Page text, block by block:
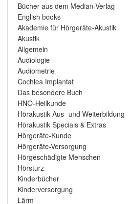
Bücher aus dem Median-Verlag
English books
Akademie für Hörgeräte-Akustik
Akustik
Allgemein
Audiologie
Audiometrie
Cochlea Implantat
Das besondere Buch
HNO-Heilkunde
Hörakustik Aus- und Weiterbildung
Hörakustik Specials & Extras
Hörgeräte-Kunde
Hörgeräte-Versorgung
Hörgeschädigte Menschen
Hörsturz
Kinderbücher
Kinderversorgung
Lärm